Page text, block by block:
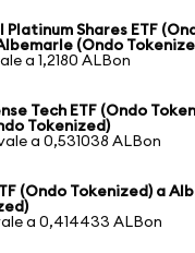
Platinum Shares ETF
(Ondo
a 1,2180 ALBon
Tech ETF (Ondo
Tokenized)
a 0,531038 ALBon
(Ondo Tokenized) a
a 0,414433 ALBon